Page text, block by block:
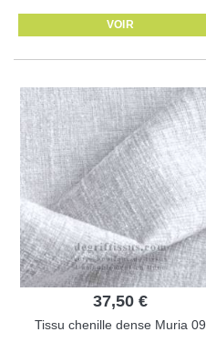
VOIR
37,50 €
Tissu chenille dense Muria 09